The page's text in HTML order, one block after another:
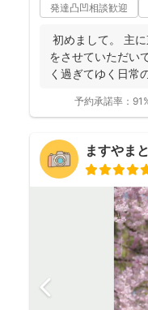
発達凸凹相談歓迎
初めまして。 主
をさせていただい
く過ぎてゆく日常
予約承諾率：
ますやま